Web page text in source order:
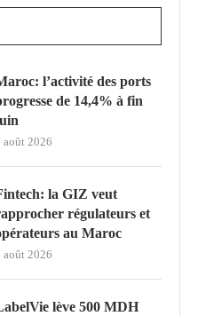
l’activité des ports
de 14,4% à fin
août 2026
la GIZ veut
régulateurs et
au Maroc
août 2026
lève 500 MDH